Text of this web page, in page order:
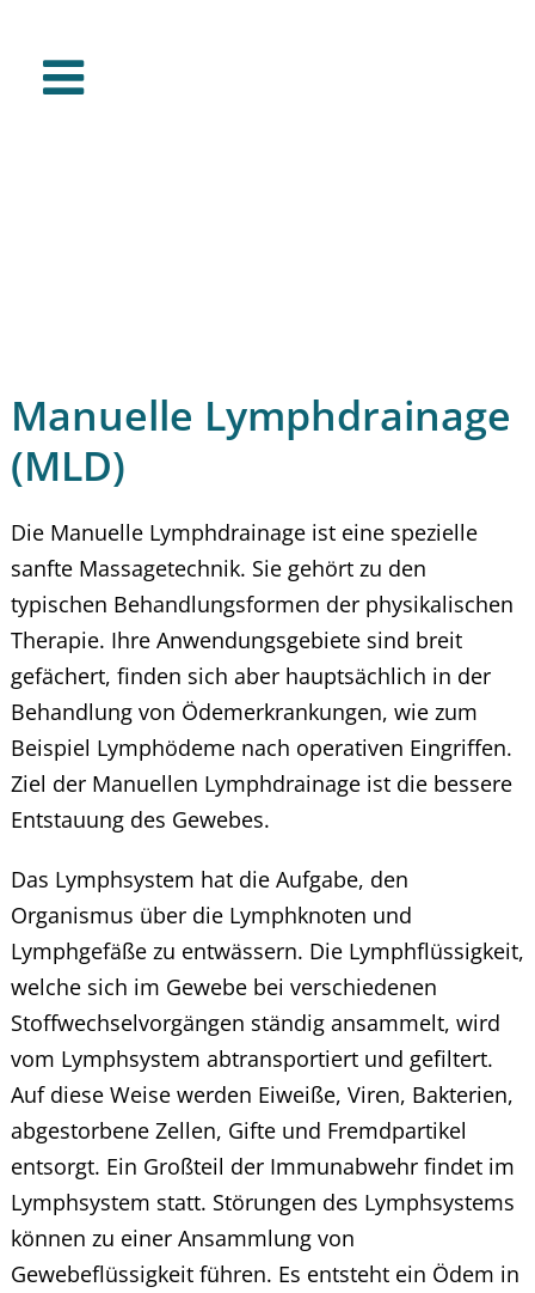
Manuelle Lymphdrainage
(MLD)
Die Manuelle Lymphdrainage ist eine spezielle
sanfte Massagetechnik. Sie gehört zu den
typischen Behandlungsformen der physikalischen
Therapie. Ihre Anwendungsgebiete sind breit
gefächert, finden sich aber hauptsächlich in der
Behandlung von Ödemerkrankungen, wie zum
Beispiel Lymphödeme nach operativen Eingriffen.
Ziel der Manuellen Lymphdrainage ist die bessere
Entstauung des Gewebes.
Das Lymphsystem hat die Aufgabe, den
Organismus über die Lymphknoten und
Lymphgefäße zu entwässern. Die Lymphflüssigkeit,
welche sich im Gewebe bei verschiedenen
Stoffwechselvorgängen ständig ansammelt, wird
vom Lymphsystem abtransportiert und gefiltert.
Auf diese Weise werden Eiweiße, Viren, Bakterien,
abgestorbene Zellen, Gifte und Fremdpartikel
entsorgt. Ein Großteil der Immunabwehr findet im
Lymphsystem statt. Störungen des Lymphsystems
können zu einer Ansammlung von
Gewebeflüssigkeit führen. Es entsteht ein Ödem in